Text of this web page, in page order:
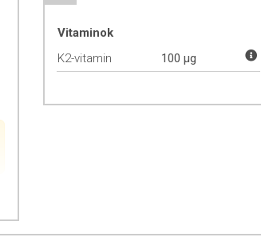
Vitaminok
K2-vitamin
100 µg